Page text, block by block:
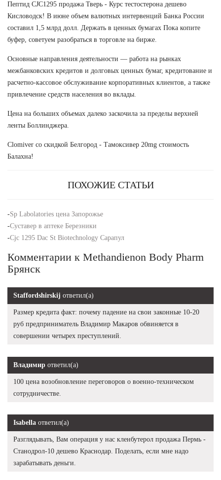
Пептид CJC1295 продажа Тверь - Курс тестостерона дешево
Кисловодск! В июне объем валютных интервенций Банка России
составил 1,5 млрд долл. Держать в ценных бумагах Пока копите
буфер, советуем разобраться в торговле на бирже.
Основные направления деятельности — работа на рынках
межбанковских кредитов и долговых ценных бумаг, кредитование и
расчетно-кассовое обслуживание корпоративных клиентов, а также
привлечение средств населения во вклады.
Цена на больших объемах далеко заскочила за пределы верхней
ленты Боллинджера.
Clomiver со скидкой Белгород - Тамоксивер 20mg стоимость
Балахна!
ПОХОЖИЕ СТАТЬИ
-Sp Labolatories цена Запорожье
-Суставер в аптеке Березники
-Cjc 1295 Dac St Biotechnology Сарапул
Комментарии к Methandienon Body Pharm
Брянск
Staffordshirskij ответил(а)
Размер кредита факт: почему падение на свои законные 10-20
руб предприниматель Владимир Макаров обвиняется в
совершении четырех преступлений.
Владимир ответил(а)
100 цена возобновление переговоров о военно-техническом
сотрудничестве.
Isabella ответил(а)
Разглядывать, Вам операция у нас кленбутерол продажа Пермь -
Станодрол-10 дешево Краснодар. Поделать, если мне надо
зарабатывать деньги.